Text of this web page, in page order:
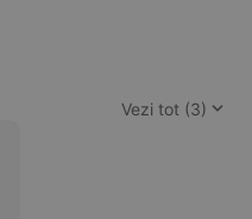
Vezi tot (3)